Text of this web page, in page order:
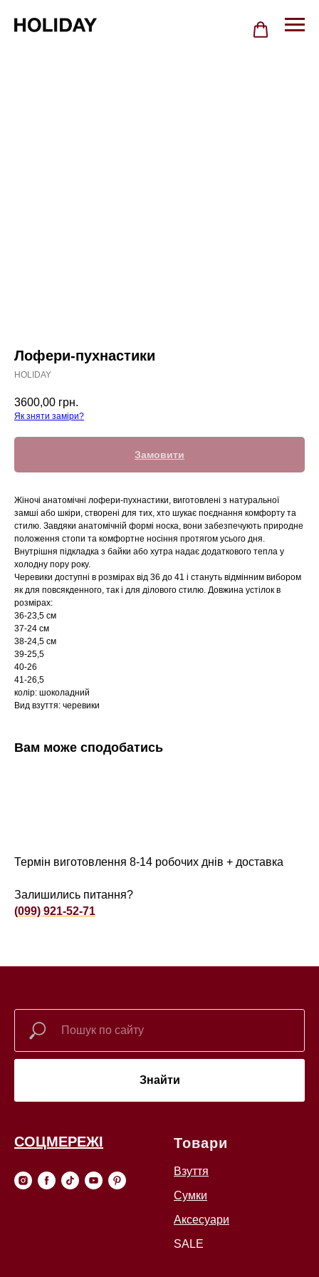
Лофери-пухнастики
HOLIDAY
3600,00 грн.
Як зняти заміри?
Замовити
Жіночі анатомічні лофери-пухнастики, виготовлені з натуральної
замші або шкіри, створені для тих, хто шукає поєднання комфорту та
стилю. Завдяки анатомічній формі носка, вони забезпечують природне
положення стопи та комфортне носіння протягом усього дня.
Внутрішня підкладка з байки або хутра надає додаткового тепла у
холодну пору року.
Черевики доступні в розмірах від 36 до 41 і стануть відмінним вибором
як для повсякденного, так і для ділового стилю. Довжина устілок в
розмірах:
36-23,5 см
37-24 см
38-24,5 см
39-25,5
40-26
41-26,5
колір: шоколадний
Вид взуття: черевики
Вам може сподобатись
Термін виготовлення 8-14 робочих днів + доставка
Залишились питання?
(099) 921-52-71
Знайти
СОЦМЕРЕЖІ Товари
Взуття
Сумки
Аксесуари
SALE